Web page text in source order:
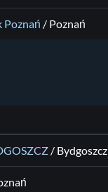
Poznań / Poznań
/ Bydgoszcz